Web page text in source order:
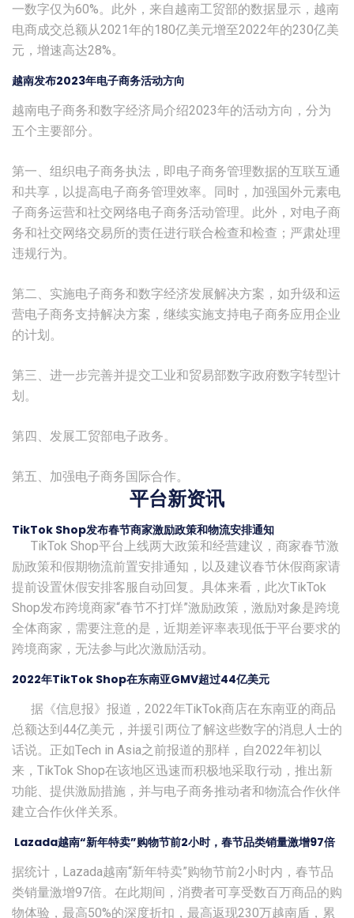
一数字仅为60%。此外，来自越南工贸部的数据显示，越南
电商成交总额从2021年的180亿美元增至2022年的230亿美
元，增速高达28%。
越南发布2023年电子商务活动方向
越南电子商务和数字经济局介绍2023年的活动方向，分为
五个主要部分。
第一、组织电子商务执法，即电子商务管理数据的互联互通
和共享，以提高电子商务管理效率。同时，加强国外元素电
子商务运营和社交网络电子商务活动管理。此外，对电子商
务和社交网络交易所的责任进行联合检查和检查；严肃处理
违规行为。
第二、实施电子商务和数字经济发展解决方案，如升级和运
营电子商务支持解决方案，继续实施支持电子商务应用企业
的计划。
第三、进一步完善并提交工业和贸易部数字政府数字转型计
划。
第四、发展工贸部电子政务。
第五、加强电子商务国际合作。
平台新资讯
TikTok Shop发布春节商家激励政策和物流安排通知
TikTok Shop平台上线两大政策和经营建议，商家春节激
励政策和假期物流前置安排通知，以及建议春节休假商家请
提前设置休假安排客服自动回复。具体来看，此次TikTok
Shop发布跨境商家“春节不打烊”激励政策，激励对象是跨境
全体商家，需要注意的是，近期差评率表现低于平台要求的
跨境商家，无法参与此次激励活动。
2022年TikTok Shop在东南亚GMV超过44亿美元
据《信息报》报道，2022年TikTok商店在东南亚的商品
总额达到44亿美元，并援引两位了解这些数字的消息人士的
话说。正如Tech in Asia之前报道的那样，自2022年初以
来，TikTok Shop在该地区迅速而积极地采取行动，推出新
功能、提供激励措施，并与电子商务推动者和物流合作伙伴
建立合作伙伴关系。
Lazada越南“新年特卖”购物节前2小时，春节品类销量激增97倍
据统计，Lazada越南“新年特卖”购物节前2小时内，春节品
类销量激增97倍。在此期间，消费者可享受数百万商品的购
物体验，最高50%的深度折扣，最高返现230万越南盾，累